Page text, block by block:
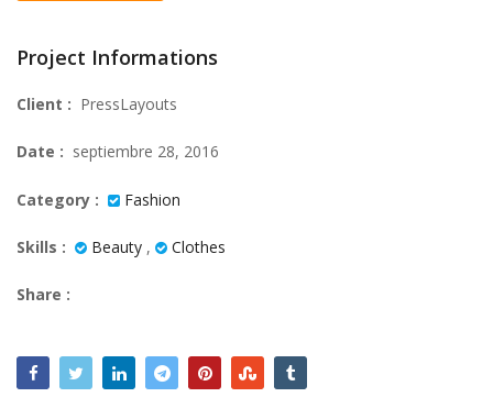
Project Informations
Client : PressLayouts
Date : septiembre 28, 2016
Category : Fashion
Skills : Beauty , Clothes
Share :